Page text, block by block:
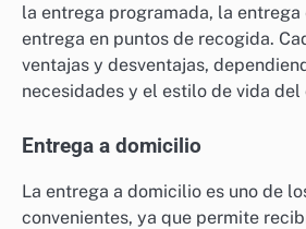
la entrega programada, la entrega
entrega en puntos de recogida.
ventajas y desventajas,
necesidades y el estilo de vida del
Entrega a domicilio
La entrega a domicilio es uno de
convenientes, ya que permite